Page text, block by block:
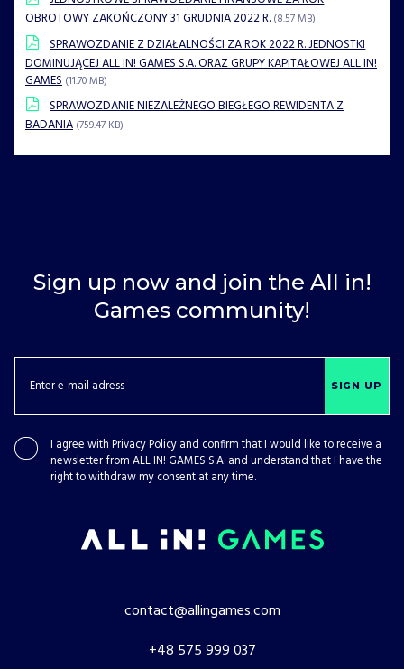
OBROTOWY ZAKOŃCZONY 31 GRUDNIA 2022 R. (8.57 MB)
SPRAWOZDANIE Z DZIAŁALNOŚCI ZA ROK 2022 R. JEDNOSTKI
DOMINUJĄCEJ ALL IN! GAMES S.A. ORAZ GRUPY KAPITAŁOWEJ ALL IN!
GAMES (11.70 MB)
SPRAWOZDANIE NIEZALEŻNEGO BIEGŁEGO REWIDENTA Z
BADANIA (759.47 KB)
Sign up now and join the All in!
Games community!
SIGN UP
I agree with Privacy Policy and confirm that I would like to receive a
newsletter from ALL IN! GAMES S.A. and understand that I have the
right to withdraw my consent at any time.
contact@allingames.com
+48 575 999 037